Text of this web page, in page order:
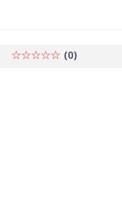
☆☆☆☆☆ (0)